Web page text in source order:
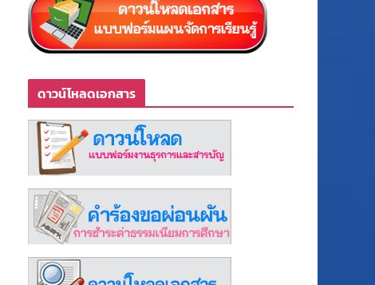
ดาวน์โหลดเอกสาร